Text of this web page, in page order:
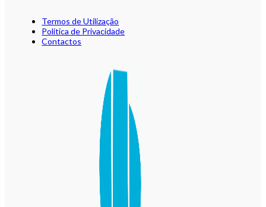
Termos de Utilização
Política de Privacidade
Contactos